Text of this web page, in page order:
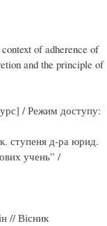
of adherence of
and the principle of
/ Режим доступу:
ступеня д-ра юрид.
учень” /
// Вісник